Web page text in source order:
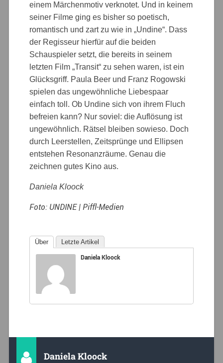
einem Märchenmotiv verknotet. Und in keinem
seiner Filme ging es bisher so poetisch,
romantisch und zart zu wie in „Undine“. Dass
der Regisseur hierfür auf die beiden
Schauspieler setzt, die bereits in seinem
letzten Film „Transit“ zu sehen waren, ist ein
Glücksgriff. Paula Beer und Franz Rogowski
spielen das ungewöhnliche Liebespaar
einfach toll. Ob Undine sich von ihrem Fluch
befreien kann? Nur soviel: die Auflösung ist
ungewöhnlich. Rätsel bleiben sowieso. Doch
durch Leerstellen, Zeitsprünge und Ellipsen
entstehen Resonanzräume. Genau die
zeichnen gutes Kino aus.
Daniela Kloock
Foto: UNDINE | Piffl-Medien
Über Letzte Artikel
Daniela Kloock
Daniela Kloock